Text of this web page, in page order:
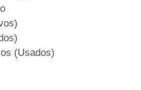
(Usados)